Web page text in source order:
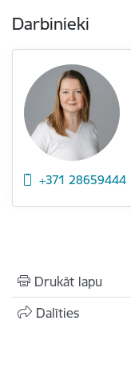
Darbinieki
+371 28659444
Drukāt lapu
Dalīties